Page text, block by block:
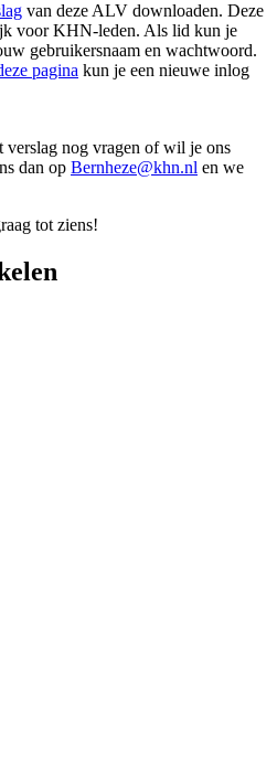
van deze ALV downloaden. Deze
voor KHN-leden. Als lid kun je
gebruikersnaam en wachtwoord.
pagina kun je een nieuwe inlog
verslag nog vragen of wil je ons
dan op Bernheze@khn.nl en we
tot ziens!